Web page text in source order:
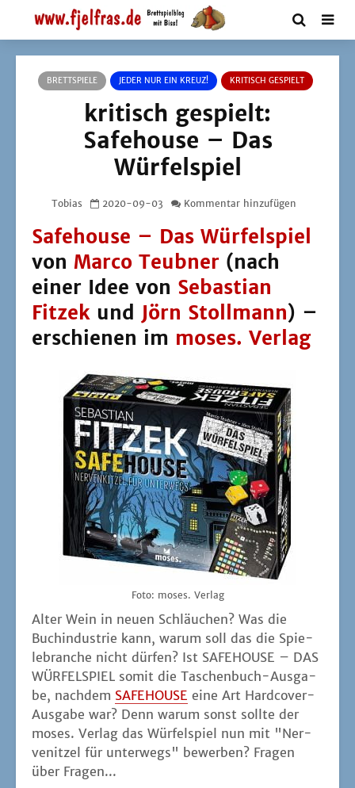
BRETTSPIELE JEDER NUR EIN KREUZ! KRITISCH GESPIELT
kritisch gespielt:
Safehouse – Das
Würfelspiel
Tobias 2020-09-03 Kommentar hinzufügen
Safehouse – Das Würfelspiel
von Marco Teubner (nach
einer Idee von Sebastian
Fitzek und Jörn Stollmann) –
erschienen im moses. Verlag
Foto: moses. Verlag
Alter Wein in neu­en Schläu­chen? Was die
Buch­in­dus­trie kann, war­um soll das die Spie­
le­bran­che nicht dür­fen? Ist SAFEHOUSE – DAS
WÜRFELSPIEL somit die Taschen­buch-Aus­ga­
be, nach­dem SAFEHOUSE eine Art Hard­co­ver-
Aus­ga­be war? Denn war­um sonst soll­te der
moses. Ver­lag das Wür­fel­spiel nun mit "Ner­
ve­nit­zel für unter­wegs" bewer­ben? Fra­gen
über Fragen...